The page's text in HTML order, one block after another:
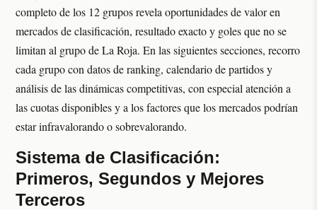
completo de los 12 grupos revela oportunidades de valor en
mercados de clasificación, resultado exacto y goles que no se
limitan al grupo de La Roja. En las siguientes secciones, recorro
cada grupo con datos de ranking, calendario de partidos y
análisis de las dinámicas competitivas, con especial atención a
las cuotas disponibles y a los factores que los mercados podrían
estar infravalorando o sobrevalorando.
Sistema de Clasificación:
Primeros, Segundos y Mejores
Terceros